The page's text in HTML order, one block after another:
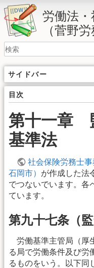
労働法
（菅野
サイドバー
目次
第十一章
基準法
社会保険労務士
石岡市） が作成した法
でつないでいます。各
ています。
第九十七条（
労働基準主管局（厚
る局で労働条件及び労
るものをいう。以下同